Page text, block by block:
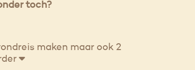
toch?
maken maar ook 2